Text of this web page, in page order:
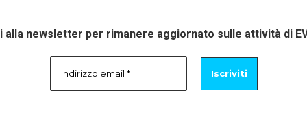
alla newsletter per rimanere aggiornato sulle attività di